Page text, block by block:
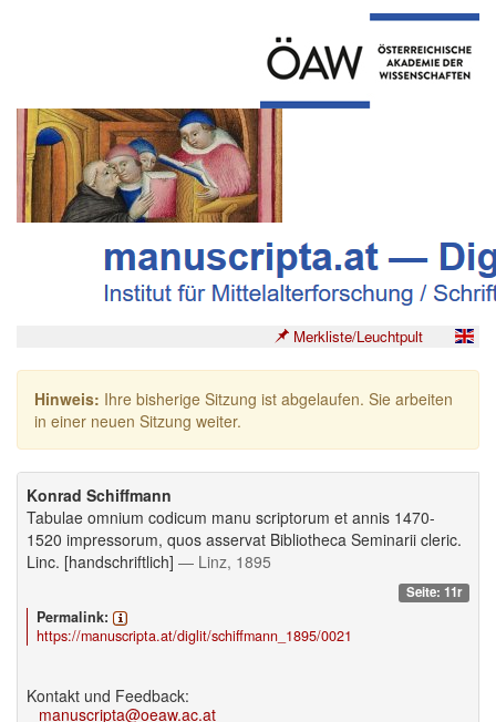
Merkliste/Leuchtpult
Hinweis: Ihre bisherige Sitzung ist abgelaufen. Sie arbeiten
in einer neuen Sitzung weiter.
Konrad Schiffmann
Tabulae omnium codicum manu scriptorum et annis 1470-
1520 impressorum, quos asservat Bibliotheca Seminarii cleric.
Linc. [handschriftlich] — Linz, 1895
Seite: 11r
Permalink:
https://manuscripta.at/diglit/schiffmann_1895/0021
Kontakt und Feedback:
manuscripta@oeaw.ac.at